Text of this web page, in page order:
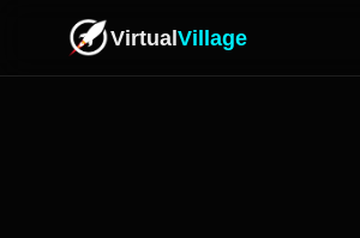
VirtualVillage